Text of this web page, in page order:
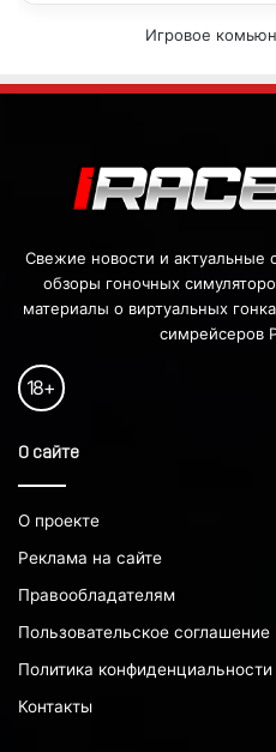
Игровое
Свежие новости и актуальные
обзоры гоночных
материалы о виртуальных
симрейсеров
18+
О сайте
О проекте
Реклама на сайте
Правообладателям
Пользовательское соглашение
Политика конфиденциальности
Контакты